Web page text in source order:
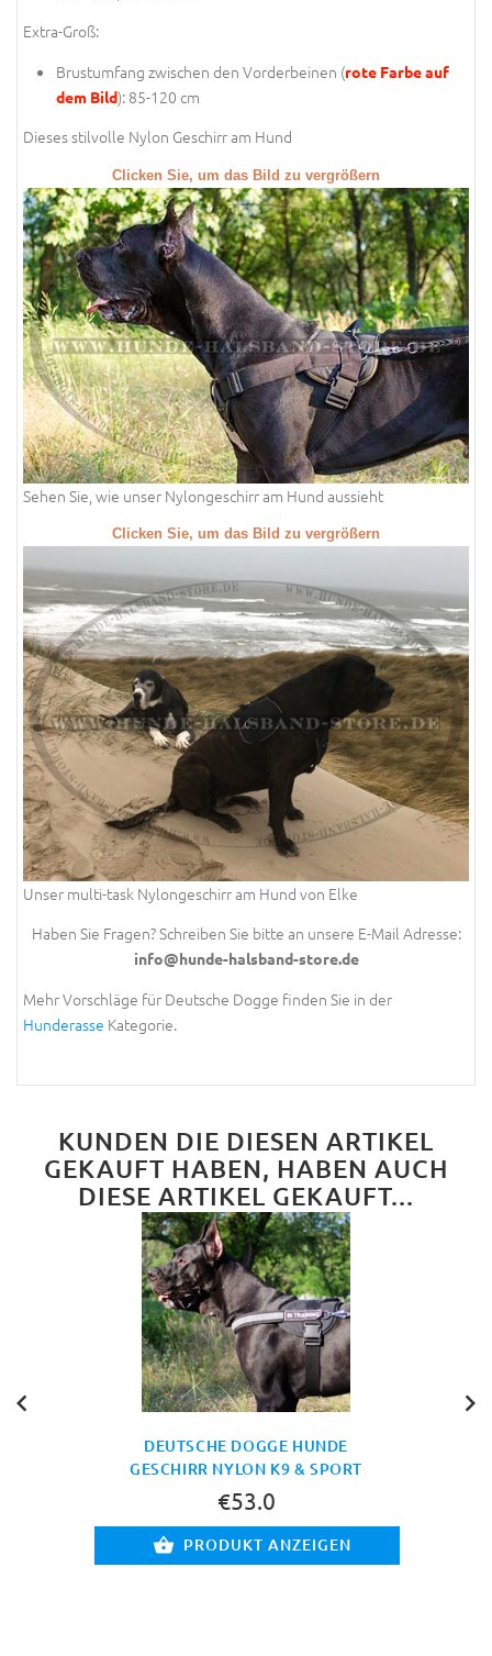
Extra-Groß:
Brustumfang zwischen den Vorderbeinen (rote Farbe auf
dem Bild): 85-120 cm
Dieses stilvolle Nylon Geschirr am Hund
Clicken Sie, um das Bild zu vergrößern
Sehen Sie, wie unser Nylongeschirr am Hund aussieht
Clicken Sie, um das Bild zu vergrößern
Unser multi-task Nylongeschirr am Hund von Elke
Haben Sie Fragen? Schreiben Sie bitte an unsere E-Mail Adresse:
info@hunde-halsband-store.de
Mehr Vorschläge für Deutsche Dogge finden Sie in der
Hunderasse Kategorie.
KUNDEN DIE DIESEN ARTIKEL
GEKAUFT HABEN, HABEN AUCH
DIESE ARTIKEL GEKAUFT...
DEUTSCHE DOGGE HUNDE
GESCHIRR NYLON K9 & SPORT
€53.0
PRODUKT ANZEIGEN